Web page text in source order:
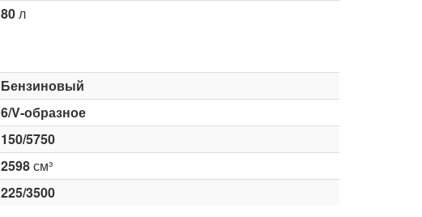
80л
Бензиновый
6/V-образное
150/5750
2598см³
225/3500